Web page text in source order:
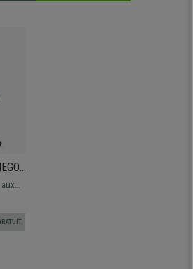
et